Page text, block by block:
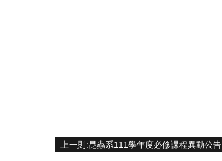
上一則:昆蟲系111學年度必修課程異動公告